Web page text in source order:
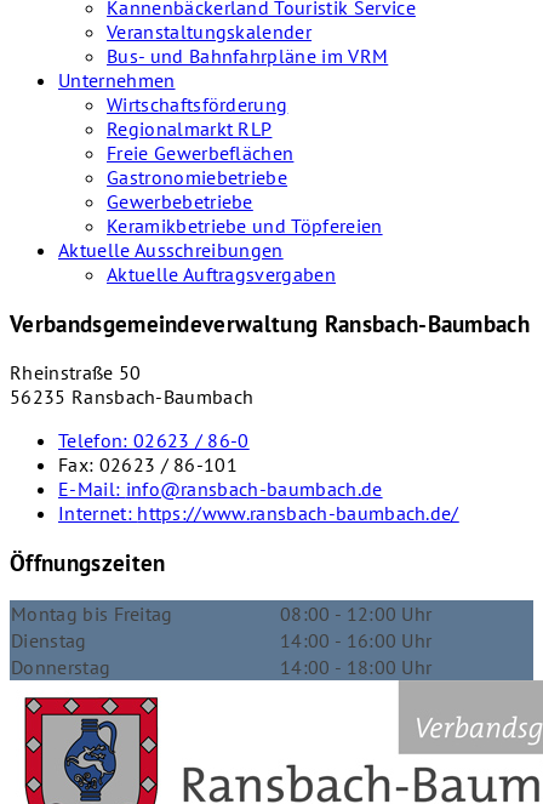
Kannenbäckerland Touristik Service
Veranstaltungskalender
Bus- und Bahnfahrpläne im VRM
Unternehmen
Wirtschaftsförderung
Regionalmarkt RLP
Freie Gewerbeflächen
Gastronomiebetriebe
Gewerbebetriebe
Keramikbetriebe und Töpfereien
Aktuelle Ausschreibungen
Aktuelle Auftragsvergaben
Verbandsgemeindeverwaltung Ransbach-Baumbach
Rheinstraße 50
56235 Ransbach-Baumbach
Telefon: 02623 / 86-0
Fax: 02623 / 86-101
E-Mail: info@ransbach-baumbach.de
Internet: https://www.ransbach-baumbach.de/
Öffnungszeiten
Montag bis Freitag
08:00 - 12:00 Uhr
Dienstag
14:00 - 16:00 Uhr
Donnerstag
14:00 - 18:00 Uhr